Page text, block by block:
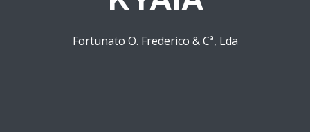
Fortunato O. Frederico & Cª, Lda